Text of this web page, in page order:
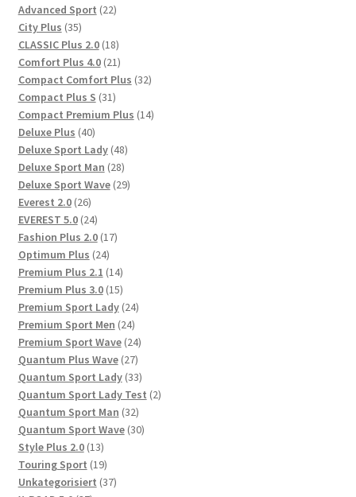
Produkte
Advanced Sport 2222
City Plus 3535
Produkte
CLASSIC Plus 2.0 1818
Produkte
Comfort Plus 4.0 2121
Produkte
Compact Comfort Plus 3232
Compact Plus S 3131
Produkte
Compact Premium Plus 1414
Deluxe Plus 4040
Produkte
Deluxe Sport Lady 4848
Produkte
Deluxe Sport Man 2828
Produkte
Deluxe Sport Wave 2929
Everest 2.0 2626
Produkte
EVEREST 5.0 2424
Produkte
Fashion Plus 2.0 1717
Optimum Plus 2424
Produkte
Premium Plus 2.1 1414
Produkte
Premium Plus 3.0 1515
Produkte
Premium Sport Lady 2424
Premium Sport Men 2424
Produkte
Premium Sport Wave 2424
Produkte
Quantum Plus Wave 2727
Produkte
Quantum Sport Lady 3333
Produkte
Quantum Sport Lady Test 22
Quantum Sport Man 3232
Produkte
Quantum Sport Wave 3030
Style Plus 2.0 1313
Produkte
Touring Sport 1919
Produkte
Unkategorisiert 3737